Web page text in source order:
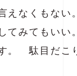
言えなくも
てみてもい
。 駄目だこ